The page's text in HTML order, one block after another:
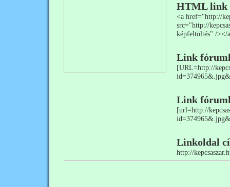
HTML link
<a href="http://
src="http://
képfeltöltés" /></
Link
[URL=http://
Link
[url=http://
Linkoldal
http://